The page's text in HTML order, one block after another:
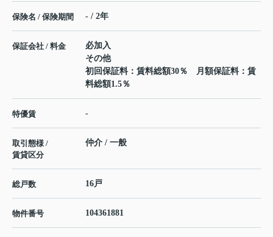
保険名 / 保険期間 - / 2年
保証会社 / 料金
必加入
その他
初回保証料：賃料総額30％ 月額保証料：賃
料総額1.5％
特優賃 -
取引態様 /
賃貸区分
仲介 / 一般
総戸数 16戸
物件番号 104361881